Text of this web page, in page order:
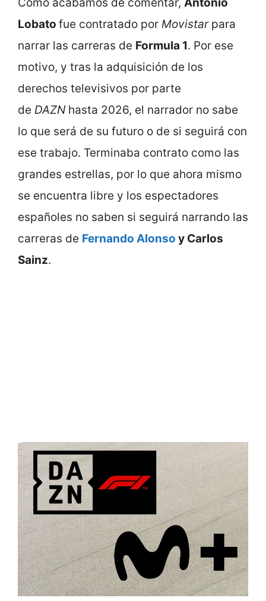
Como acabamos de comentar, Antonio
Lobato fue contratado por Movistar para
narrar las carreras de Formula 1. Por ese
motivo, y tras la adquisición de los
derechos televisivos por parte
de DAZN hasta 2026, el narrador no sabe
lo que será de su futuro o de si seguirá con
ese trabajo. Terminaba contrato como las
grandes estrellas, por lo que ahora mismo
se encuentra libre y los espectadores
españoles no saben si seguirá narrando las
carreras de Fernando Alonso y Carlos
Sainz.